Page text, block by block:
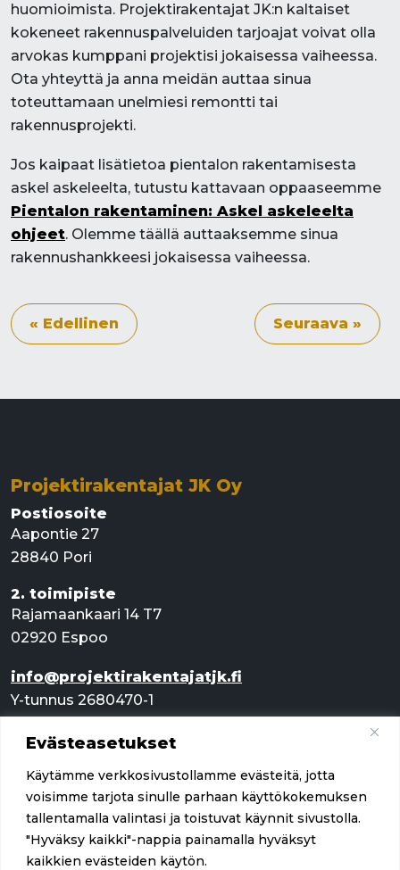
Evästeasetukset
Käytämme verkkosivustollamme evästeitä, jotta
voisimme tarjota sinulle parhaan käyttökokemuksen
tallentamalla valintasi ja toistuvat käynnit sivustolla.
"Hyväksy kaikki"-nappia painamalla hyväksyt
kaikkien evästeiden käytön.
huomioimista. Projektirakentajat JK:n kaltaiset
kokeneet rakennuspalveluiden tarjoajat voivat olla
arvokas kumppani projektisi jokaisessa vaiheessa.
Ota yhteyttä ja anna meidän auttaa sinua
toteuttamaan unelmiesi remontti tai
rakennusprojekti.
Jos kaipaat lisätietoa pientalon rakentamisesta
askel askeleelta, tutustu kattavaan oppaaseemme
Pientalon rakentaminen: Askel askeleelta
ohjeet. Olemme täällä auttaaksemme sinua
rakennushankkeesi jokaisessa vaiheessa.
« Edellinen Seuraava »
Projektirakentajat JK Oy
Postiosoite
Aapontie 27
28840 Pori
2. toimipiste
Rajamaankaari 14 T7
02920 Espoo
info@projektirakentajatjk.fi
Y-tunnus 2680470-1
Pikalinkit
Palvelut
Referenssit